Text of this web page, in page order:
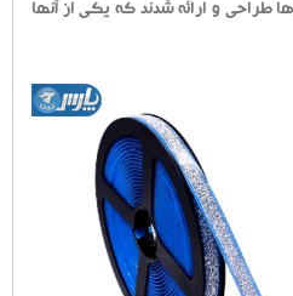
طراحی و ارائه شدند که یکی از آنها